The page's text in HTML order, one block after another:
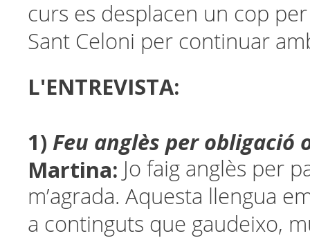
curs es desplacen un cop
Sant Celoni per continuar
L'ENTREVISTA:
1) Feu anglès per obligació
Martina: Jo faig anglès per
m’agrada. Aquesta llengua
a continguts que gaudeixo,